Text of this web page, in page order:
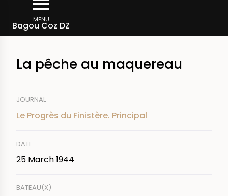
main
MENU
Bagou Coz DZ
Breadcrumb
La pêche au maquereau
JOURNAL
Le Progrès du Finistère. Principal
DATE
25 March 1944
BATEAU(X)